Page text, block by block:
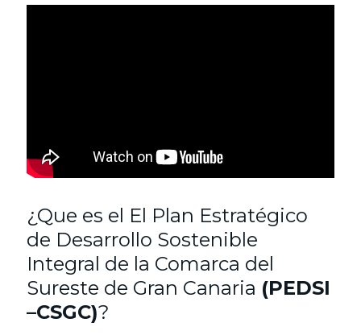
¿Que es el El Plan Estratégico
de Desarrollo Sostenible
Integral de la Comarca del
Sureste de Gran Canaria (PEDSI
–CSGC)?